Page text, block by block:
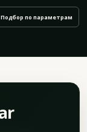
Подбор по параметрам